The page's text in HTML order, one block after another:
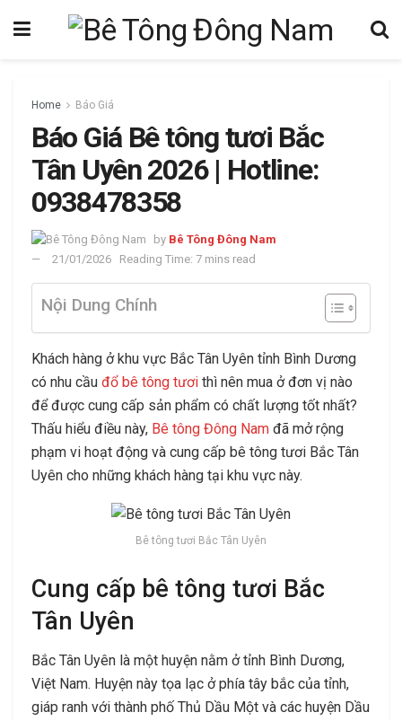
Home Báo Giá
Báo Giá Bê tông tươi Bắc
Tân Uyên 2026 | Hotline:
0938478358
by Bê Tông Đông Nam
21/01/2026
Reading Time: 7 mins read
Nội Dung Chính
Khách hàng ở khu vực Bắc Tân Uyên tỉnh Bình Dương
có nhu cầu đổ bê tông tươi thì nên mua ở đơn vị nào
để được cung cấp sản phẩm có chất lượng tốt nhất?
Thấu hiểu điều này, Bê tông Đông Nam đã mở rộng
phạm vi hoạt động và cung cấp bê tông tươi Bắc Tân
Uyên cho những khách hàng tại khu vực này.
Bê tông tươi Bắc Tân Uyên
Cung cấp bê tông tươi Bắc
Tân Uyên
Bắc Tân Uyên là một huyện nằm ở tỉnh Bình Dương,
Việt Nam. Huyện này tọa lạc ở phía tây bắc của tỉnh,
giáp ranh với thành phố Thủ Dầu Một và các huyện Dầu